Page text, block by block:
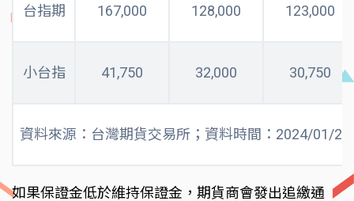
台指期 167,000 128,000 123,000
小台指 41,750 32,000 30,750
資料來源：台灣期貨交易所；資料時間：2024/01/29
如果保證金低於維持保證金，期貨商會發出追繳通